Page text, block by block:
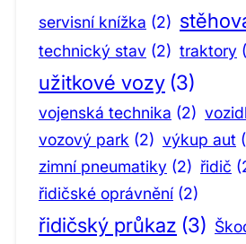
servisní knížka (2)
technický stav (2) traktory
užitkové vozy (3)
vojenská technika (2)
vozový park (2) výkup aut
zimní pneumatiky (2) řidič
řidičské oprávnění (2)
řidičský průkaz (3)